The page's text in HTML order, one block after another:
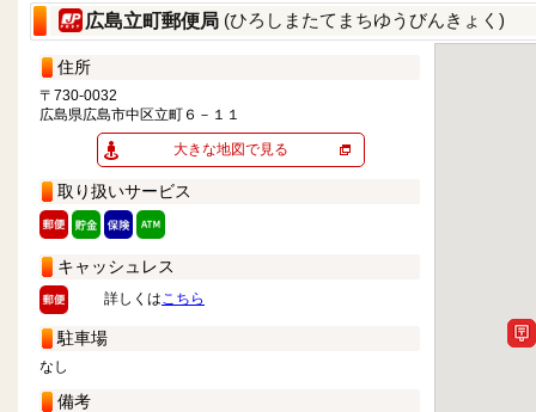
広島立町郵便局 (ひろしまたてまちゆうびんきょく)
住所
〒730-0032
広島県広島市中区立町６－１１
大きな地図で見る
取り扱いサービス
キャッシュレス
詳しくはこちら
駐車場
なし
備考